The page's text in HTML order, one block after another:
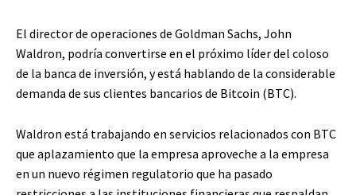
El director de operaciones de Goldman Sachs, John
Waldron, podría convertirse en el próximo líder del coloso
de la banca de inversión, y está hablando de la considerable
demanda de sus clientes bancarios de Bitcoin (BTC).
Waldron está trabajando en servicios relacionados con BTC
que aplazamiento que la empresa aproveche a la empresa
en un nuevo régimen regulatorio que ha pasado